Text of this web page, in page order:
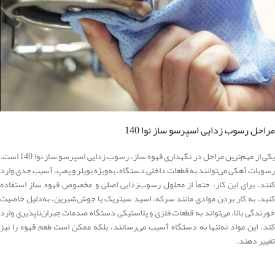
مراحل رسوب زدایی اسپرسو ساز نوا 140
یکی از مهم‌ترین مراحل در نگهداری قهوه ساز، رسوب زدایی اسپرسو ساز نوا 140 است.
رسوبات آهکی می‌توانند به قطعات داخلی دستگاه، به‌ویژه بویلر و پمپ، آسیب جدی وارد
کنند. برای این کار، حتماً از محلول رسوب‌زدایی اصلی و مخصوص قهوه ساز استفاده
کنید. به کار بردن موادی مانند سرکه، اسید سیتریک یا جوش‌شیرین، به‌دلیل خاصیت
خورندگی بالا، می‌تواند به قطعات فلزی و پلاستیکی دستگاه صدمات جبران‌ناپذیری وارد
کند. این مواد نه‌تنها به دستگاه آسیب می‌رسانند، بلکه ممکن است طعم قهوه را نیز
تغییر دهند.